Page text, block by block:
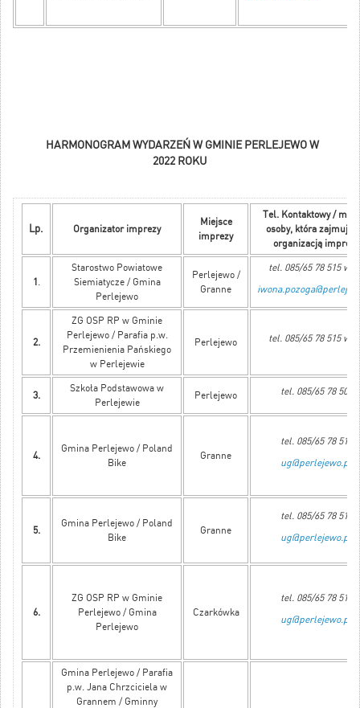
HARMONOGRAM WYDARZEŃ W GMINIE PERLEJEWO W
2022 ROKU
Lp. Organizator imprezy
Miejsce
imprezy
Tel. Kontaktowy / mail
osoby, która zajmuje
organizacją imprezy
1 .
Starostwo Powiatowe
Siemiatycze / Gmina
Perlejewo
Perlejewo /
Granne
tel. 085/65 78 515 w.
2.
ZG OSP RP w Gminie
Perlejewo / Parafia p.w.
Przemienienia Pańskiego
w Perlejewie
Perlejewo tel. 085/65 78 515 w.
3.
Szkoła Podstawowa w
Perlejewie
Perlejewo tel. 085/65 78 505
4.
Gmina Perlejewo / Poland
Bike
Granne
tel. 085/65 78 515
ug@perlejewo.pl
5.
Gmina Perlejewo / Poland
Bike
Granne
tel. 085/65 78 515
ug@perlejewo.pl
6.
ZG OSP RP w Gminie
Perlejewo / Gmina
Perlejewo
Czarkówka
tel. 085/65 78 515
ug@perlejewo.pl
Gmina Perlejewo / Parafia
p.w. Jana Chrzciciela w
Grannem / Gminny